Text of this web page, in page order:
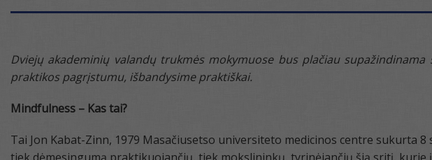
Dviejų akademinių valandų trukmės mokymuose bus plačiau
praktikos pagrįstumu, išbandysime praktiškai.
Mindfulness – Kas tai?
Tai Jon Kabat-Zinn, 1979 Masačiusetso universiteto medicinos centre sukurta